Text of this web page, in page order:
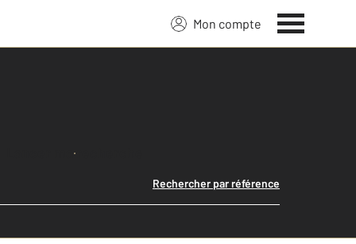
Mon compte
Lancer ma recherche
Rechercher par référence